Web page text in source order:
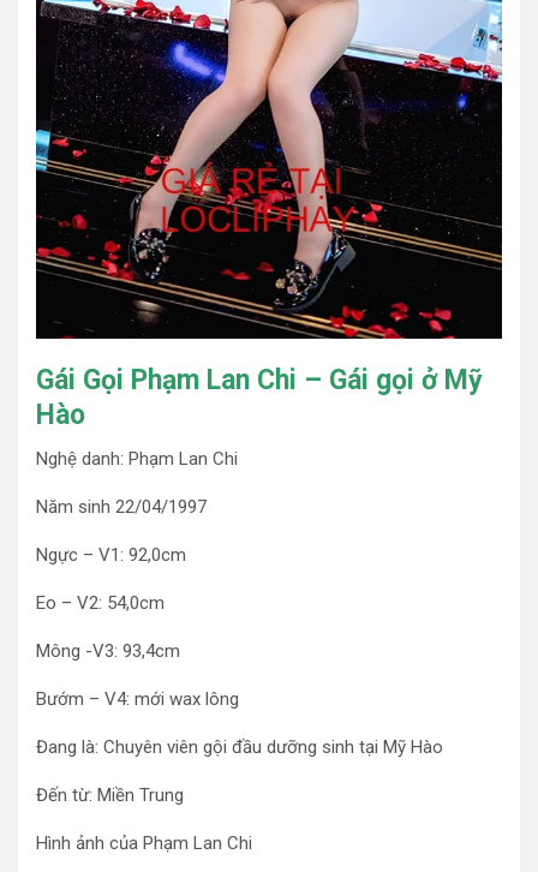
Gái Gọi Phạm Lan Chi – Gái gọi ở Mỹ
Hào
Nghệ danh: Phạm Lan Chi
Năm sinh 22/04/1997
Ngực – V1: 92,0cm
Eo – V2: 54,0cm
Mông -V3: 93,4cm
Bướm – V4: mới wax lông
Đang là: Chuyên viên gội đầu dưỡng sinh tại Mỹ Hào
Đến từ: Miền Trung
Hình ảnh của Phạm Lan Chi